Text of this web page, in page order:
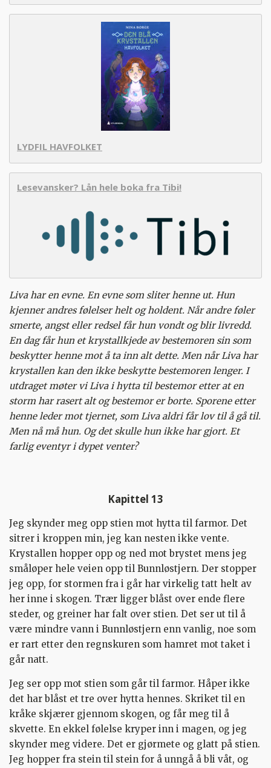
LYDFIL HAVFOLKET
Lesevansker? Lån hele boka fra Tibi!
Liva har en evne. En evne som sliter henne ut. Hun
kjenner andres følelser helt og holdent. Når andre føler
smerte, angst eller redsel får hun vondt og blir livredd.
En dag får hun et krystallkjede av bestemoren sin som
beskytter henne mot å ta inn alt dette. Men når Liva har
krystallen kan den ikke beskytte bestemoren lenger. I
utdraget møter vi Liva i hytta til bestemor etter at en
storm har rasert alt og bestemor er borte. Sporene etter
henne leder mot tjernet, som Liva aldri får lov til å gå til.
Men nå må hun. Og det skulle hun ikke har gjort. Et
farlig eventyr i dypet venter?
Kapittel 13
Jeg skynder meg opp stien mot hytta til farmor. Det
sitrer i kroppen min, jeg kan nesten ikke vente.
Krystallen hopper opp og ned mot brystet mens jeg
småløper hele veien opp til Bunnløstjern. Der stopper
jeg opp, for stormen fra i går har virkelig tatt helt av
her inne i skogen. Trær ligger blåst over ende flere
steder, og greiner har falt over stien. Det ser ut til å
være mindre vann i Bunnløstjern enn vanlig, noe som
er rart etter den regnskuren som hamret mot taket i
går natt.
Jeg ser opp mot stien som går til farmor. Håper ikke
det har blåst et tre over hytta hennes. Skriket til en
kråke skjærer gjennom skogen, og får meg til å
skvette. En ekkel følelse kryper inn i magen, og jeg
skynder meg videre. Det er gjørmete og glatt på stien.
Jeg hopper fra stein til stein for å unngå å bli våt, og